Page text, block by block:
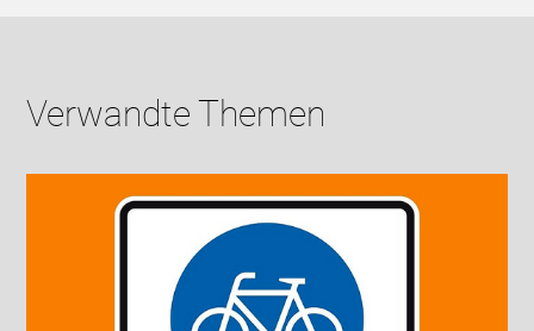
Verwandte Themen